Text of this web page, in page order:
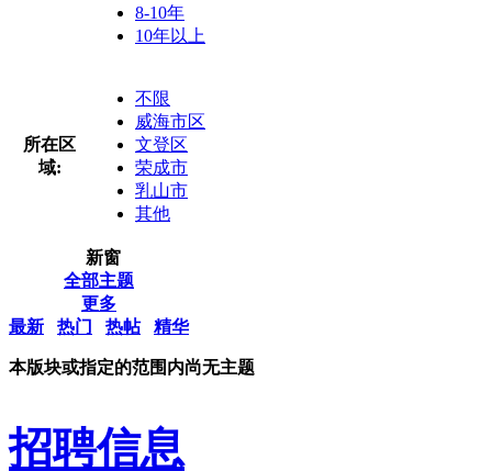
8-10年
10年以上
所在区
域:
不限
威海市区
文登区
荣成市
乳山市
其他
新窗
全部主题
更多
最新
热门 热帖 精华
本版块或指定的范围内尚无主题
招聘信息